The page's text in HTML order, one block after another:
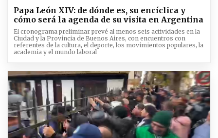
Papa León XIV: de dónde es, su encíclica y
cómo será la agenda de su visita en Argentina
El cronograma preliminar prevé al menos seis actividades en la
Ciudad y la Provincia de Buenos Aires, con encuentros con
referentes de la cultura, el deporte, los movimientos populares, la
academia y el mundo laboral